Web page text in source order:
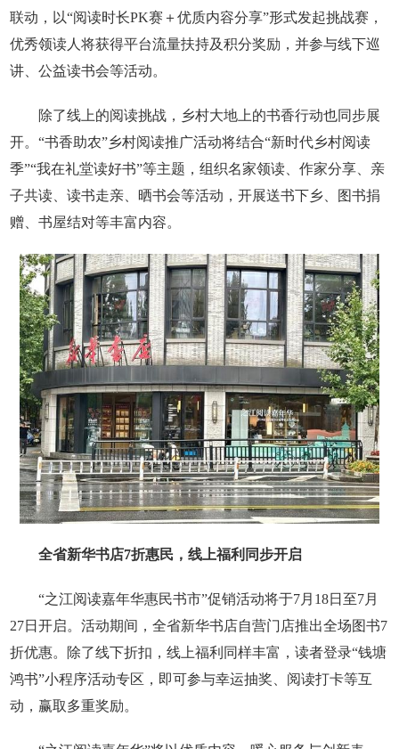
联动，以“阅读时长PK赛＋优质内容分享”形式发起挑战赛，
优秀领读人将获得平台流量扶持及积分奖励，并参与线下巡
讲、公益读书会等活动。
除了线上的阅读挑战，乡村大地上的书香行动也同步展
开。“书香助农”乡村阅读推广活动将结合“新时代乡村阅读
季”“我在礼堂读好书”等主题，组织名家领读、作家分享、亲
子共读、读书走亲、晒书会等活动，开展送书下乡、图书捐
赠、书屋结对等丰富内容。
全省新华书店7折惠民，线上福利同步开启
“之江阅读嘉年华惠民书市”促销活动将于7月18日至7月
27日开启。活动期间，全省新华书店自营门店推出全场图书7
折优惠。除了线下折扣，线上福利同样丰富，读者登录“钱塘
鸿书”小程序活动专区，即可参与幸运抽奖、阅读打卡等互
动，赢取多重奖励。